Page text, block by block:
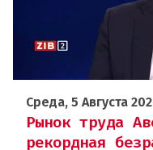
Среда, 5 Августа
Рынок труда
рекордная